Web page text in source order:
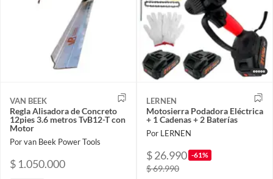
VAN BEEK
Regla Alisadora de Concreto
12pies 3.6 metros TvB12-T con
Motor
Por van Beek Power Tools
$ 1.050.000
LERNEN
Motosierra Podadora Eléctrica
+ 1 Cadenas + 2 Baterías
Por LERNEN
$ 26.990 -61%
$ 69.990